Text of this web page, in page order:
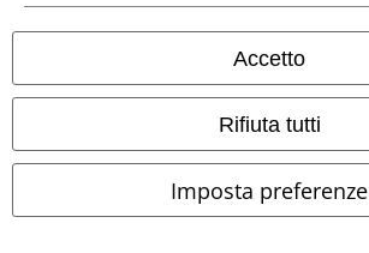
Accetto
Rifiuta tutti
Imposta preferenze
Contrassegno
Spedizione